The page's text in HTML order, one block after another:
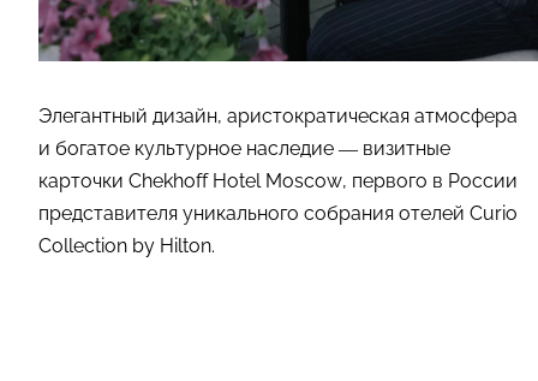
Элегантный дизайн, аристократическая атмосфера
и богатое культурное наследие — визитные
карточки Chekhoff Hotel Moscow, первого в России
представителя уникального собрания отелей Curio
Collection by Hilton.